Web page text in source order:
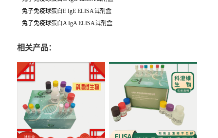
兔子免疫球蛋白E IgE ELISA试剂盒
兔子免疫球蛋白A IgA ELISA试剂盒
相关产品：